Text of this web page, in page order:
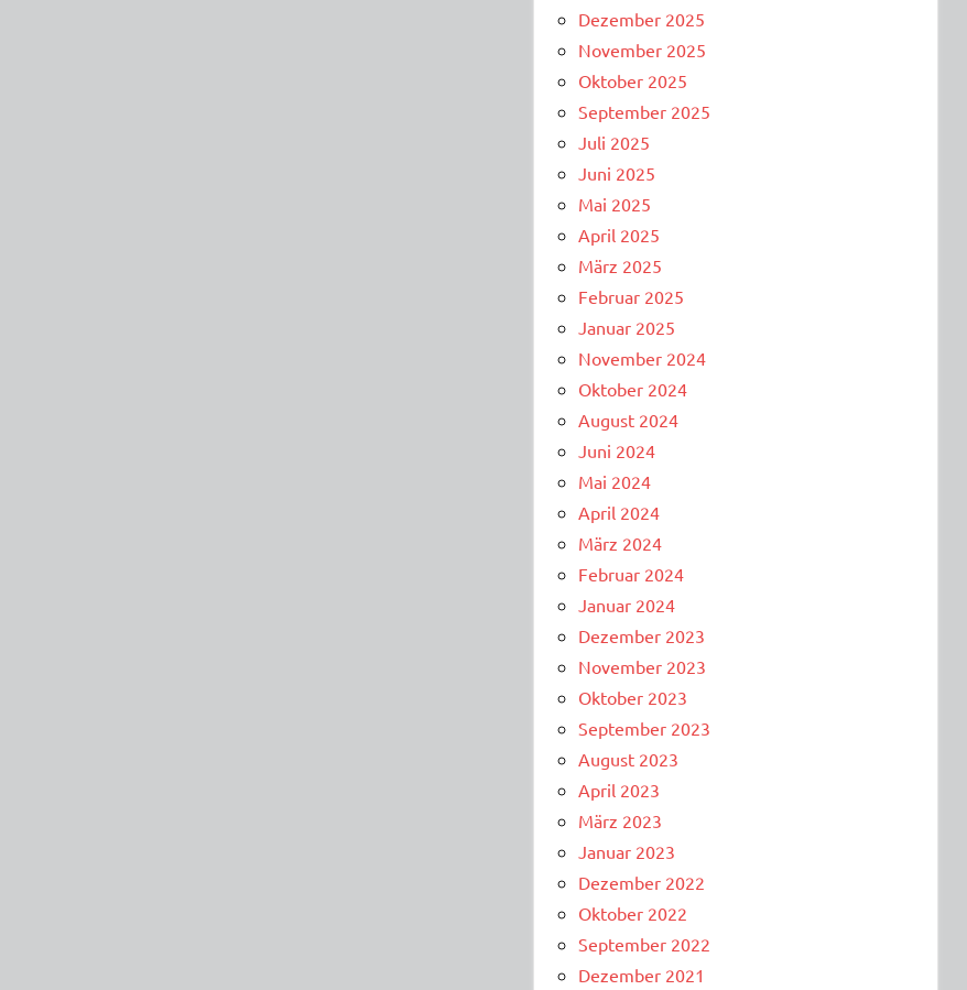
Dezember 2025
November 2025
Oktober 2025
September 2025
Juli 2025
Juni 2025
Mai 2025
April 2025
März 2025
Februar 2025
Januar 2025
November 2024
Oktober 2024
August 2024
Juni 2024
Mai 2024
April 2024
März 2024
Februar 2024
Januar 2024
Dezember 2023
November 2023
Oktober 2023
September 2023
August 2023
April 2023
März 2023
Januar 2023
Dezember 2022
Oktober 2022
September 2022
Dezember 2021